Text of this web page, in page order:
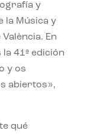
y
la Música y
En
41ª edición
y os
abiertos»,
qué